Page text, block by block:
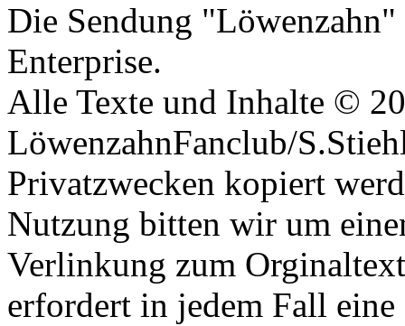
Die Sendung
Enterprise.
Alle Texte und Inhalte ©
LöwenzahnFanclub/
Privatzwecken kopiert
Nutzung bitten wir um
Verlinkung zum
erfordert in jedem Fall